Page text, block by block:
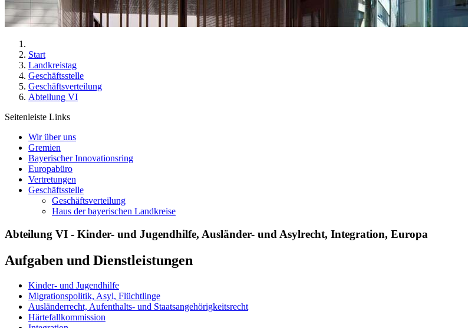
Start
Landkreistag
Geschäftsstelle
Geschäftsverteilung
Abteilung VI
Seitenleiste Links
Wir über uns
Gremien
Bayerischer Innovationsring
Europabüro
Vertretungen
Geschäftsstelle
Geschäftsverteilung
Haus der bayerischen Landkreise
Abteilung VI - Kinder- und Jugendhilfe, Ausländer- und Asylrecht, Integration, Europa
Aufgaben und Dienstleistungen
Kinder- und Jugendhilfe
Migrationspolitik, Asyl, Flüchtlinge
Ausländerrecht, Aufenthalts- und Staatsangehörigkeitsrecht
Härtefallkommission